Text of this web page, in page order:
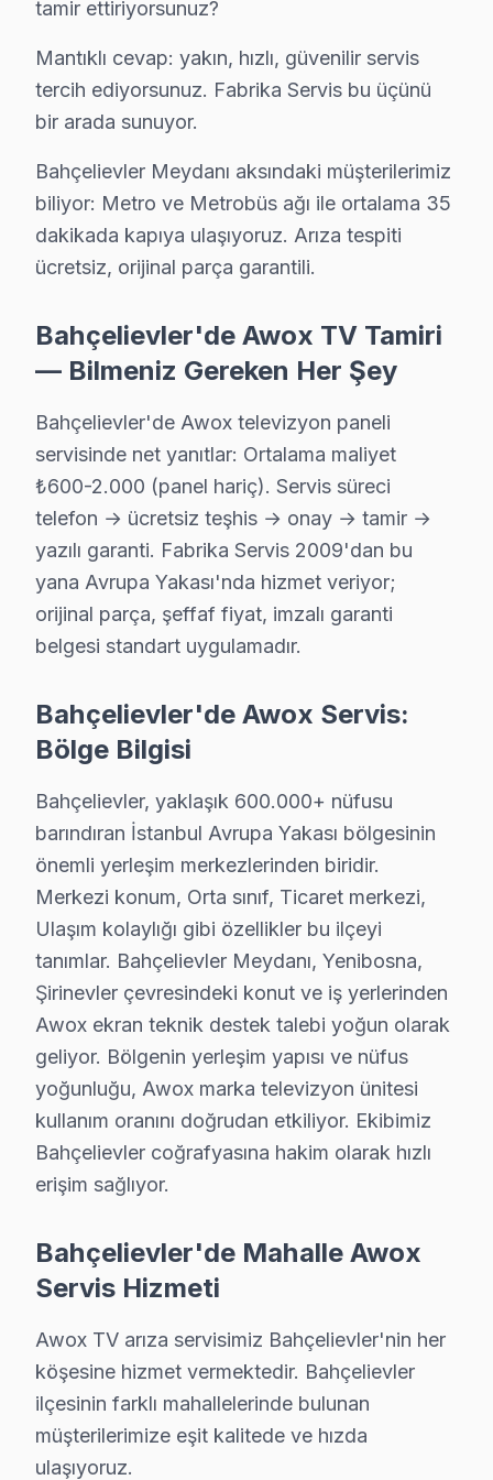
Bu sayfayla ilgili hizmet sayfaları:
↑ Awox Servis Ana Sayfası
↑ Bahçelievler TV Servis Merkezi
Bahçelievler Yakın İlçelerde Awox Servisi
· Bağcılar Awox
· Bakırköy Awox
· Başakşehir Awox
· Bayrampaşa Awox
· Beşiktaş Awox
· Beylikdüzü Awox
Bahçelievler Diğer Marka Servisleri
· Bahçelievler Sony
· Bahçelievler Philips
· Bahçelievler Samsung
· Bahçelievler LG
Bahçelievler'de Awox TV Tamiri — Bilmeniz
Bahçelievler'de Awox televizyon paneli servisinde
Awox Tamir Uzmanlığı
✓ 15+ Yıl Deneyim
✓ Yazılı Garanti Belgesi
Bahçelievler, İstanbul'un önemli ilçelerinden biri
Coğrafi olarak, Bahçelievler, İstanbul'un ulaşım
Bu bölgedeki Awox set modellerinin dağılımı da
tamir ettiriyorsunuz?
Mantıklı cevap: yakın, hızlı, güvenilir servis
tercih ediyorsunuz. Fabrika Servis bu üçünü
bir arada sunuyor.
Bahçelievler Meydanı aksındaki müşterilerimiz
biliyor: Metro ve Metrobüs ağı ile ortalama 35
dakikada kapıya ulaşıyoruz. Arıza tespiti
ücretsiz, orijinal parça garantili.
Bahçelievler'de Awox TV Tamiri
— Bilmeniz Gereken Her Şey
Bahçelievler'de Awox televizyon paneli
servisinde net yanıtlar: Ortalama maliyet
₺600-2.000 (panel hariç). Servis süreci
telefon → ücretsiz teşhis → onay → tamir →
yazılı garanti. Fabrika Servis 2009'dan bu
yana Avrupa Yakası'nda hizmet veriyor;
orijinal parça, şeffaf fiyat, imzalı garanti
belgesi standart uygulamadır.
Bahçelievler'de Awox Servis:
Bölge Bilgisi
Bahçelievler, yaklaşık 600.000+ nüfusu
barındıran İstanbul Avrupa Yakası bölgesinin
önemli yerleşim merkezlerinden biridir.
Merkezi konum, Orta sınıf, Ticaret merkezi,
Ulaşım kolaylığı gibi özellikler bu ilçeyi
tanımlar. Bahçelievler Meydanı, Yenibosna,
Şirinevler çevresindeki konut ve iş yerlerinden
Awox ekran teknik destek talebi yoğun olarak
geliyor. Bölgenin yerleşim yapısı ve nüfus
yoğunluğu, Awox marka televizyon ünitesi
kullanım oranını doğrudan etkiliyor. Ekibimiz
Bahçelievler coğrafyasına hakim olarak hızlı
erişim sağlıyor.
Bahçelievler'de Mahalle Awox
Servis Hizmeti
Awox TV arıza servisimiz Bahçelievler'nin her
köşesine hizmet vermektedir. Bahçelievler
ilçesinin farklı mahallelerinde bulunan
müşterilerimize eşit kalitede ve hızda
ulaşıyoruz.